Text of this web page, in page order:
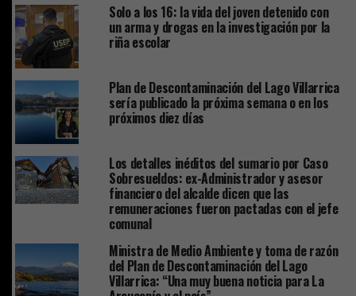
Solo a los 16: la vida del joven detenido con
un arma y drogas en la investigación por la
riña escolar
Plan de Descontaminación del Lago Villarrica
sería publicado la próxima semana o en los
próximos diez días
Los detalles inéditos del sumario por Caso
Sobresueldos: ex-Administrador y asesor
financiero del alcalde dicen que las
remuneraciones fueron pactadas con el jefe
comunal
Ministra de Medio Ambiente y toma de razón
del Plan de Descontaminación del Lago
Villarrica: “Una muy buena noticia para La